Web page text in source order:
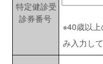
特定健診受
診券番号
※40歳以
み入力し